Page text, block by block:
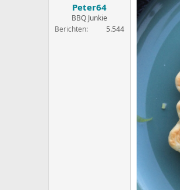
t
Peter64
BBQ Junkie
Berichten
5.544